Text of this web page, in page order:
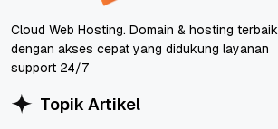
Cloud Web Hosting. Domain & hosting terbaik
dengan akses cepat yang didukung layanan
support 24/7
Topik Artikel